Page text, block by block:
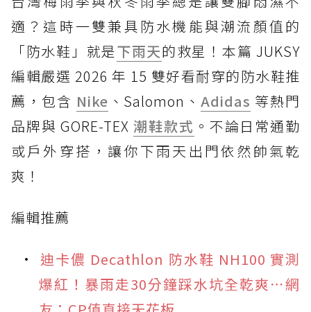
適？這時一雙兼具防水機能與潮流顏值的
「防水鞋」就是下雨天的救星！本篇 JUKSY
編輯嚴選 2026 年 15 雙好看耐穿的防水鞋推
薦，包含 Nike 、Salomon、Adidas 等熱門
品牌與 GORE-TEX 潮鞋款式 。不論日常通勤
或戶外穿搭，讓你下雨天出門依然帥氣乾
爽！
編輯推薦
迪卡儂 Decathlon 防水鞋 NH100 實測
爆紅！暴雨走30分鐘踩水坑全乾爽⋯網